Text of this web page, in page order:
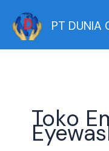
content
PT DUNIA
Toko